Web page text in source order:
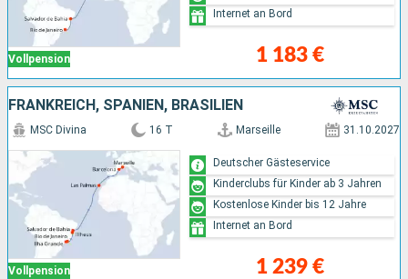
Vollpension 1 183 €
Internet an Bord
FRANKREICH, SPANIEN, BRASILIEN
Vollpension
MSC Divina 16 T Marseille 31.10.2027
1 239 €
Deutscher Gästeservice
Kinderclubs für Kinder ab 3 Jahren
Kostenlose Kinder bis 12 Jahre
Internet an Bord